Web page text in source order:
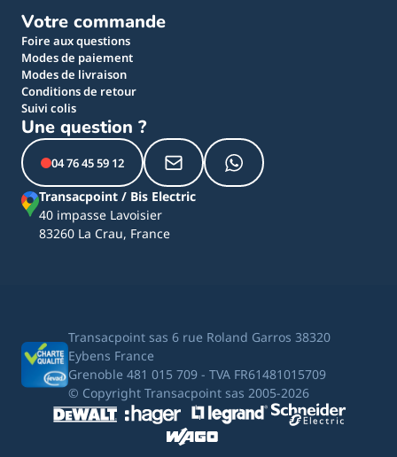
Votre commande
Foire aux questions
Modes de paiement
Modes de livraison
Conditions de retour
Suivi colis
Une question ?
04 76 45 59 12
Transacpoint / Bis Electric
40 impasse Lavoisier
83260 La Crau, France
Transacpoint sas 6 rue Roland Garros 38320
Eybens France
Grenoble 481 015 709 - TVA FR61481015709
© Copyright Transacpoint sas 2005-2026